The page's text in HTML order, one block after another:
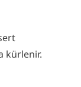
kürlenir.